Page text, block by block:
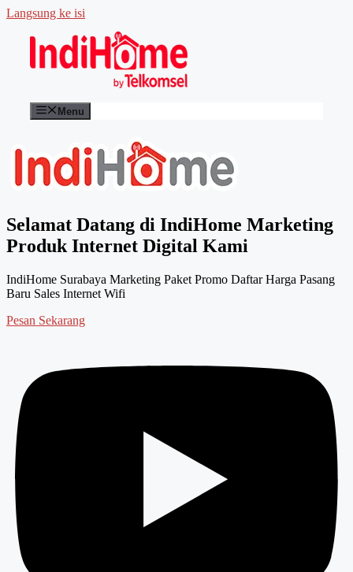
Langsung ke isi
Menu
Selamat Datang di IndiHome Marketing
Produk Internet Digital Kami
IndiHome Surabaya Marketing Paket Promo Daftar Harga Pasang
Baru Sales Internet Wifi
Pesan Sekarang